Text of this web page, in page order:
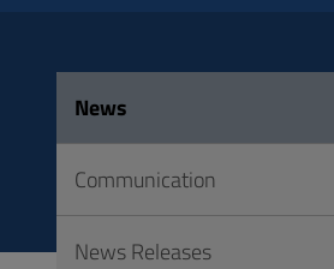
News
Communication
News Releases